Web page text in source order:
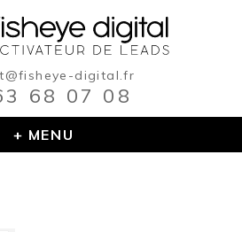
digital.fr
68 07 08
MENU